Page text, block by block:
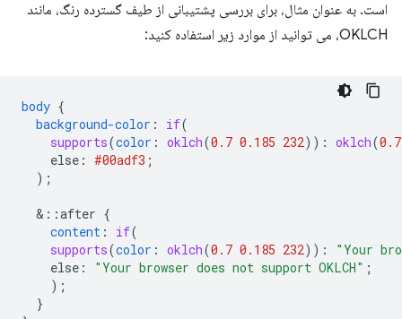
است. به عنوان مثال، برای بررسی پشتیبانی از طیف گسترده رنگ، مانند
OKLCH، می توانید از موارد زیر استفاده کنید:
body {
background-color : if(
supports(color : oklch(0.7 0.185 232)) : oklch(0.7
else : #00adf3 ;
);
& ::after {
content : if(
supports(color : oklch(0.7 0.185 232)) :
"Your
else : "Your browser does not support OKLCH" ;
);
}